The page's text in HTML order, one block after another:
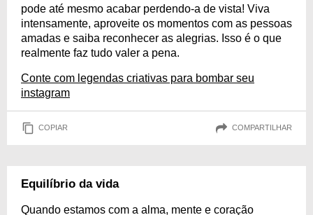
pode até mesmo acabar perdendo-a de vista! Viva
intensamente, aproveite os momentos com as pessoas
amadas e saiba reconhecer as alegrias. Isso é o que
realmente faz tudo valer a pena.
Conte com legendas criativas para bombar seu
instagram
COPIAR COMPARTILHAR
Equilíbrio da vida
Quando estamos com a alma, mente e coração